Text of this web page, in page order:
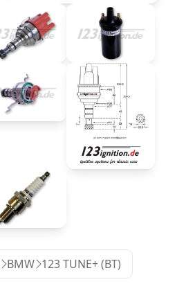
BMW 123 TUNE+ (BT)